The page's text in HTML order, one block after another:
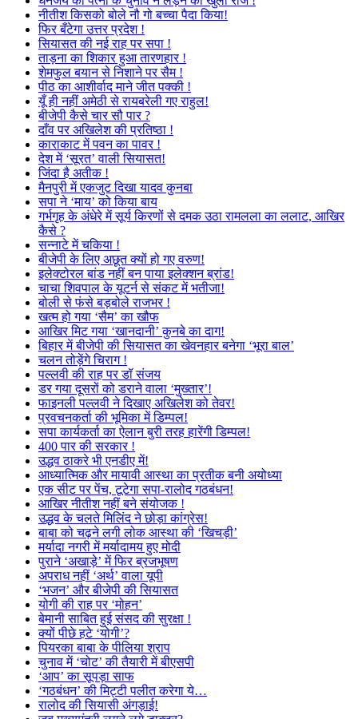
नीतीश किसको बोले नौ गो बच्चा पैदा किया!
फिर बँटेगा उत्तर प्रदेश !
सियासत की नई राह पर सपा !
ताड़ना का शिकार हुआ तारणहार !
शेमफुल बयान से निशाने पर सैम !
पीठ का आशीर्वाद माने जीत पक्की !
यूँ ही नहीं अमेठी से रायबरेली गए राहुल!
बीजेपी कैसे चार सौ पार ?
दाँव पर अखिलेश की प्रतिष्ठा !
काराकाट में पवन का पावर !
देश में ‘सूरत’ वाली सियासत!
जिंदा है अतीक !
मैनपुरी में एकजुट दिखा यादव कुनबा
सपा ने ‘माय’ को किया बाय
गर्भगृह के अंधेरे में सूर्य किरणों से दमक उठा रामलला का ललाट, आखिर
कैसे ?
सन्नाटे में चकिया !
बीजेपी के लिए अछूत क्यों हो गए वरुण!
इलेक्टोरल बांड नहीं बन पाया इलेक्शन ब्रांड!
चाचा शिवपाल के यूटर्न से संकट में भतीजा!
बोली से फंसे बड़बोले राजभर !
खत्म हो गया ‘सैम’ का खौफ
आखिर मिट गया ‘खानदानी’ कुनबे का दाग!
बिहार में बीजेपी की सियासत का खेवनहार बनेगा ‘भूरा बाल’
चलन तोड़ेंगे चिराग !
पल्लवी की राह पर डॉ संजय
डर गया दूसरों को डराने वाला ‘मुख्तार’!
फाइनली पल्लवी ने दिखाए अखिलेश को तेवर!
प्रवचनकर्ता की भूमिका में डिम्पल!
सपा कार्यकर्ता का ऐलान बुरी तरह हारेंगी डिम्पल!
400 पार की सरकार !
उद्धव ठाकरे भी एनडीए में!
आध्यात्मिक और मायावी आस्था का प्रतीक बनी अयोध्या
एक सीट पर पेंच, टूटेगा सपा-रालोद गठबंधन!
आखिर नीतीश नहीं बने संयोजक !
उद्धव के चलते मिलिंद ने छोड़ा कांग्रेस!
बाबा को चढ़ने लगी लोक आस्था की ‘खिचड़ी’
मर्यादा नगरी में मर्यादामय हुए मोदी
पुराने ‘अखाड़े’ में फिर ब्रजभूषण
अपराध नहीं ‘अर्थ’ वाला यूपी
‘भजन’ और बीजेपी की सियासत
योगी की राह पर ‘मोहन’
बेमानी साबित हुई संसद की सुरक्षा !
क्यों पीछे हटे ‘योगी’?
पियरका बाबा के पीलिया श्राप
चुनाव में ‘चोट’ की तैयारी में बीएसपी
‘आप’ का सूपड़ा साफ
‘गठबंधन’ की मिट्टी पलीत करेगा ये…
रालोद की सियासी अंगड़ाई!